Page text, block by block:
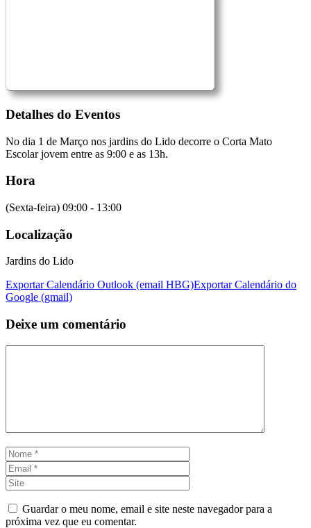
Detalhes do Eventos
No dia 1 de Março nos jardins do Lido decorre o Corta Mato
Escolar jovem entre as 9:00 e as 13h.
Hora
(Sexta-feira) 09:00 - 13:00
Localização
Jardins do Lido
Exportar Calendário Outlook (email HBG)Exportar Calendário do
Google (gmail)
Deixe um comentário
Nome
Guardar o meu nome, email e site neste navegador para a
próxima vez que eu comentar.